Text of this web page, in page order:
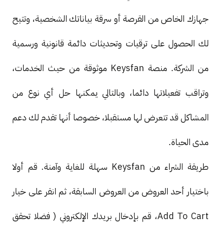
جهازك الخاص من القرصة أو سرقة بياناتك الشخصية، وتتيح
لك الحصول على ترقيات وتحديثات دائمة قانونية ورسمية
من الشركة. منصة Keysfan موثوقة من حيث الخدمات،
وتراقب تفعيلاتها دائما، وبالتالي يمكنها حل أي نوع من
المشاكل قد تتعرض لها مستقبلا، خصوصا أنها تقدم لك دعم
مدى الحياة.
طريقة الشراء من Keysfan سهلة للغاية وآمنة. قم أولا
باختيار أحد العروض من العروض السابقة، ثم انقر على خيار
Add To Cart، قم بإدخال بريدك الإلكتروني ( فضلا تحقق